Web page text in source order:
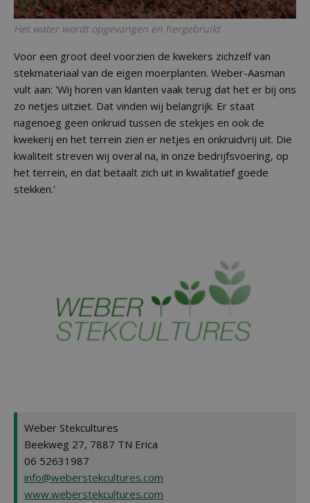
Het water wordt opgevangen en hergebruikt
Voor een groot deel voorzien de kwekers zichzelf van
stekmateriaal van de eigen moerplanten. Weber-Aasman
vult aan: 'Wij horen van klanten vaak terug dat het er bij ons
zo netjes uitziet. Dat vinden wij belangrijk. Er staat
nagenoeg geen onkruid tussen de stekjes en ook de
kwekerij en het terrein zien er netjes en onkruidvrij uit. Die
kwaliteit streven wij overal na, in onze bedrijfsvoering, op
het terrein, en dat betaalt zich uit in kwalitatief goede
stekken.'
Weber Stekcultures
Beekweg 27, 7887 TN Erica
06 52631987
info@weberstekcultures.com
www.weberstekcultures.com